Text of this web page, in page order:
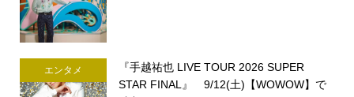
エンタメ
『手越祐也 LIVE TOUR 2026 SUPER
STAR FINAL』 9/12(土)【WOWOW】で